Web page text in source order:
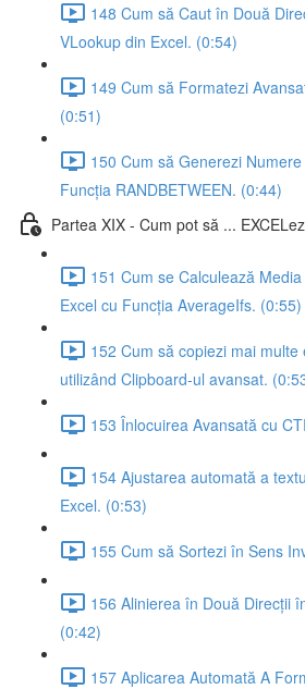
148 Cum să Caut în Două
VLookup din Excel. (0:54)
149 Cum să Formatezi
(0:51)
150 Cum să Generezi
Funcția RANDBETWEEN. (0:44)
Partea XIX - Cum pot să ...
151 Cum se Calculează
Excel cu Funcția AverageIfs. (0:55)
152 Cum să copiezi mai multe
utilizând Clipboard-ul avansat.
153 Înlocuirea Avansată cu
154 Ajustarea automată a
Excel. (0:53)
155 Cum să Sortezi în Sens
156 Alinierea în Două Direcții
(0:42)
157 Aplicarea Automată A